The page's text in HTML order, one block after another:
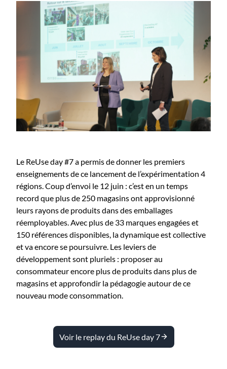
Le ReUse day #7 a permis de donner les premiers
enseignements de ce lancement de l’expérimentation 4
régions. Coup d’envoi le 12 juin : c’est en un temps
record que plus de 250 magasins ont approvisionné
leurs rayons de produits dans des emballages
réemployables. Avec plus de 33 marques engagées et
150 références disponibles, la dynamique est collective
et va encore se poursuivre. Les leviers de
développement sont pluriels : proposer au
consommateur encore plus de produits dans plus de
magasins et approfondir la pédagogie autour de ce
nouveau mode consommation.
Voir le replay du ReUse day 7